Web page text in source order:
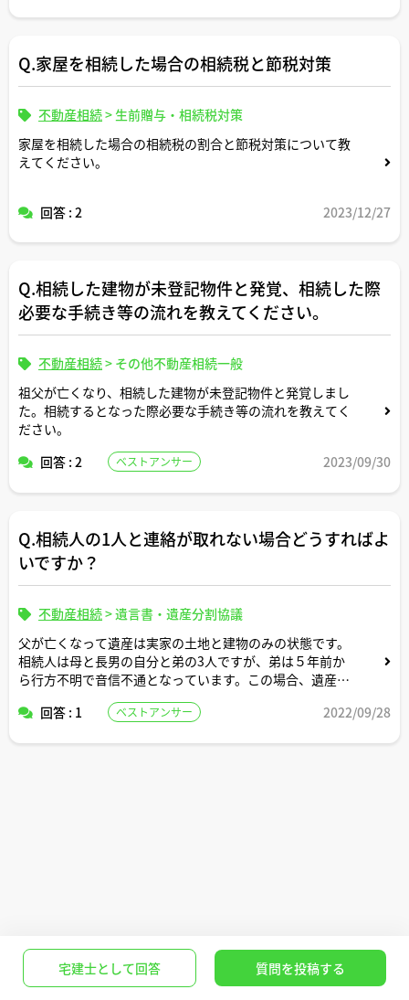
Q.家屋を相続した場合の相続税と節税対策
不動産相続> 生前贈与・相続税対策
家屋を相続した場合の相続税の割合と節税対策について教
えてください。
回答 : 2 2023/12/27
Q.相続した建物が未登記物件と発覚、相続した際
必要な手続き等の流れを教えてください。
不動産相続> その他不動産相続一般
祖父が亡くなり、相続した建物が未登記物件と発覚しまし
た。相続するとなった際必要な手続き等の流れを教えてく
ださい。
回答 : 2
ベストアンサー 2023/09/30
Q.相続人の1人と連絡が取れない場合どうすればよ
いですか？
不動産相続>遺言書・遺産分割協議
父が亡くなって遺産は実家の土地と建物のみの状態です。
相続人は母と長男の自分と弟の3人ですが、弟は５年前か
ら行方不明で音信不通となっています。この場合、遺産分
回答 : 1
ベストアンサー 2022/09/28
宅建士として回答 質問を投稿する